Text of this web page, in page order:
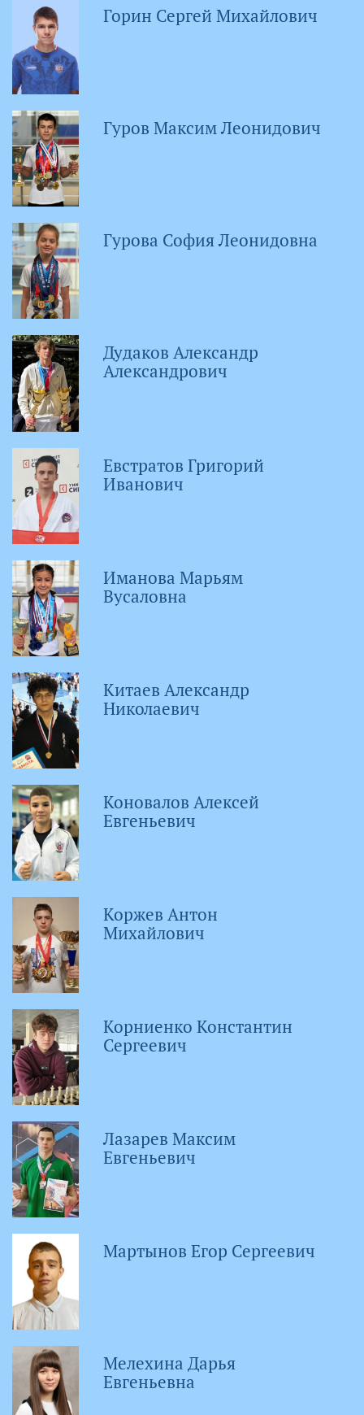
Горин Сергей Михайлович
Гуров Максим Леонидович
Гурова София Леонидовна
Дудаков Александр
Александрович
Евстратов Григорий
Иванович
Иманова Марьям
Вусаловна
Китаев Александр
Николаевич
Коновалов Алексей
Евгеньевич
Коржев Антон
Михайлович
Корниенко Константин
Сергеевич
Лазарев Максим
Евгеньевич
Мартынов Егор Сергеевич
Мелехина Дарья
Евгеньевна